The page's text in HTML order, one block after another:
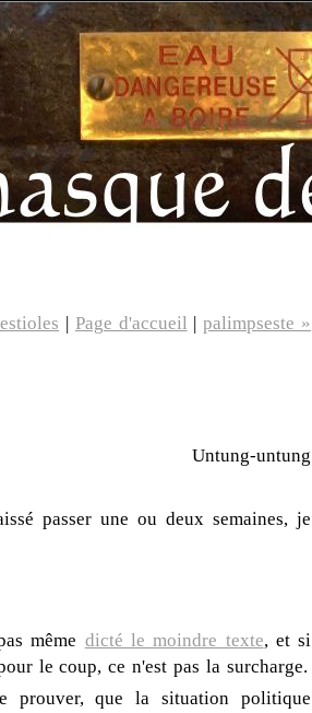
| Page d'accueil |palimpseste »
Untung-untung
passer une ou deux semaines, je
même dicté le moindre texte, et si
le coup, ce n'est pas la surcharge.
prouver, que la situation politique